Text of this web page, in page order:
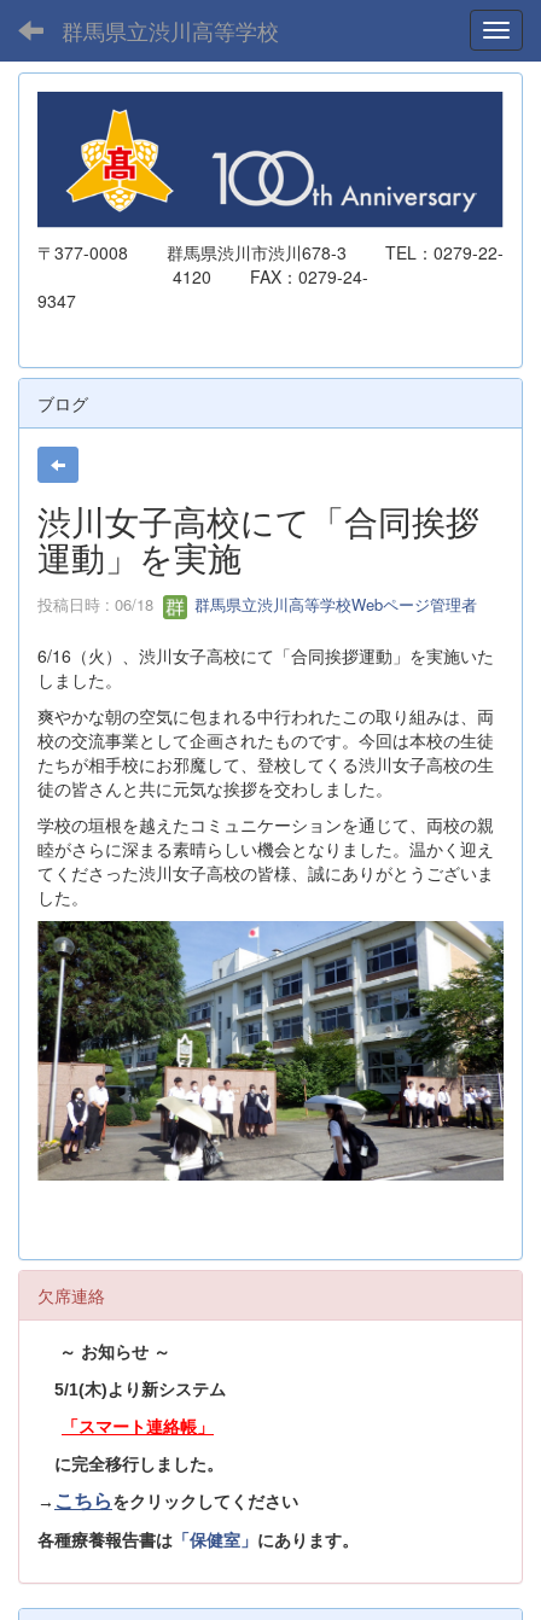
群馬県立渋川高等学校
〒377-0008 群馬県渋川市渋川678-3 TEL：0279-22-
4120 FAX：0279-24-
9347
ブログ
渋川女子高校にて「合同挨拶
運動」を実施
投稿日時 : 06/18 群馬県立渋川高等学校Webページ管理者
6/16（火）、渋川女子高校にて「合同挨拶運動」を実施いた
しました。
爽やかな朝の空気に包まれる中行われたこの取り組みは、両
校の交流事業として企画されたものです。今回は本校の生徒
たちが相手校にお邪魔して、登校してくる渋川女子高校の生
徒の皆さんと共に元気な挨拶を交わしました。
学校の垣根を越えたコミュニケーションを通じて、両校の親
睦がさらに深まる素晴らしい機会となりました。温かく迎え
てくださった渋川女子高校の皆様、誠にありがとうございま
した。
欠席連絡
～ お知らせ ～
5/1(木)より新システム
「スマート連絡帳」
に完全移行しました。
→ こちらをクリックしてください
各種療養報告書は 「保健室」 にあります。